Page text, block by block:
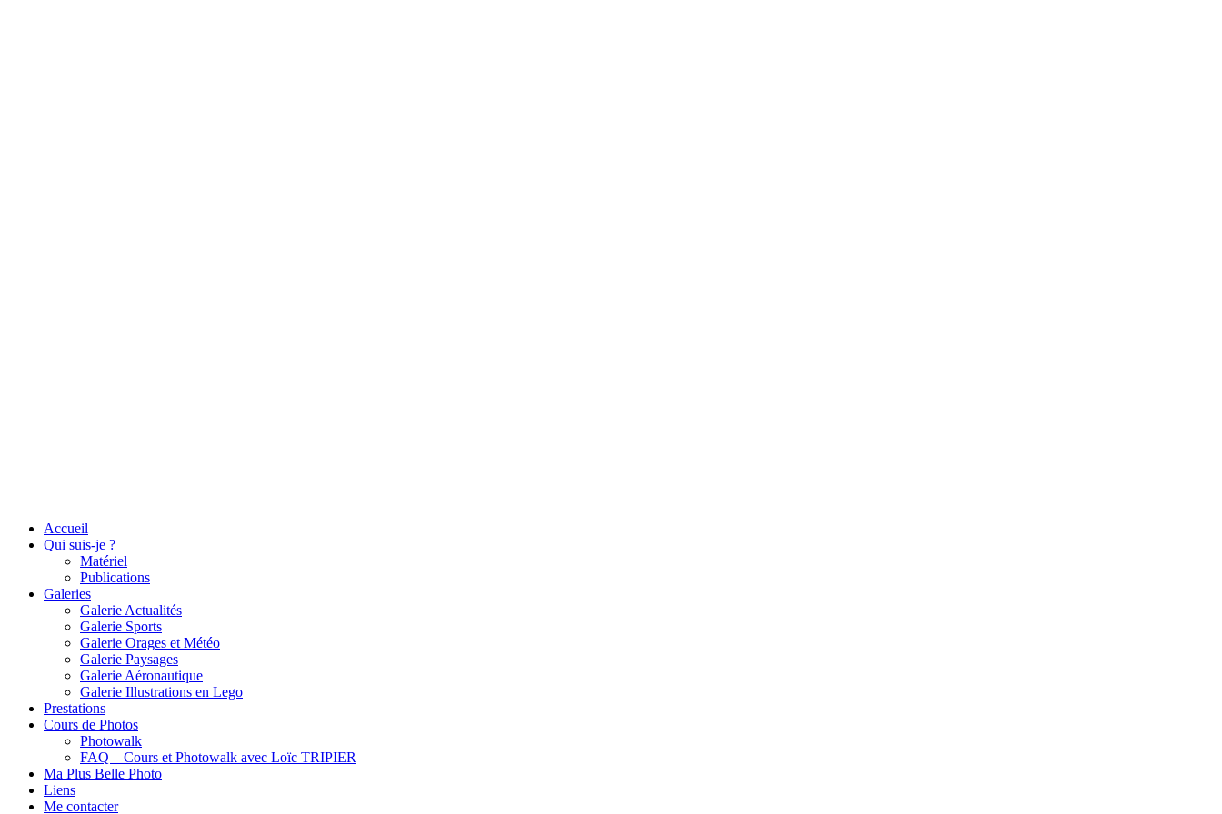
Accueil
Qui suis-je ?
Matériel
Publications
Galeries
Galerie Actualités
Galerie Sports
Galerie Orages et Météo
Galerie Paysages
Galerie Aéronautique
Galerie Illustrations en Lego
Prestations
Cours de Photos
Photowalk
FAQ – Cours et Photowalk avec Loïc TRIPIER
Ma Plus Belle Photo
Liens
Me contacter